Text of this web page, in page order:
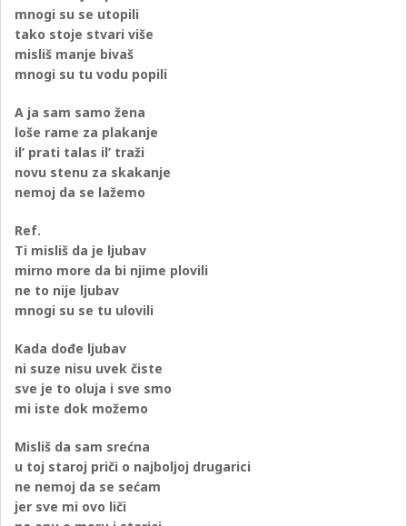
mnogi su se utopili
tako stoje stvari više
misliš manje bivaš
mnogi su tu vodu popili
A ja sam samo žena
loše rame za plakanje
il’ prati talas il’ traži
novu stenu za skakanje
nemoj da se lažemo
Ref.
Ti misliš da je ljubav
mirno more da bi njime plovili
ne to nije ljubav
mnogi su se tu ulovili
Kada dođe ljubav
ni suze nisu uvek čiste
sve je to oluja i sve smo
mi iste dok možemo
Misliš da sam srećna
u toj staroj priči o najboljoj drugarici
ne nemoj da se sećam
jer sve mi ovo liči